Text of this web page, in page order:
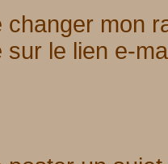
changer mon
sur le lien e-